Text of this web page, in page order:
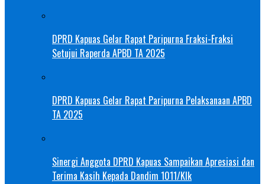
DPRD Kapuas Gelar Rapat Paripurna Fraksi-Fraksi
Setujui Raperda APBD TA 2025
DPRD Kapuas Gelar Rapat Paripurna Pelaksanaan APBD
TA 2025
Sinergi Anggota DPRD Kapuas Sampaikan Apresiasi dan
Terima Kasih Kepada Dandim 1011/Klk